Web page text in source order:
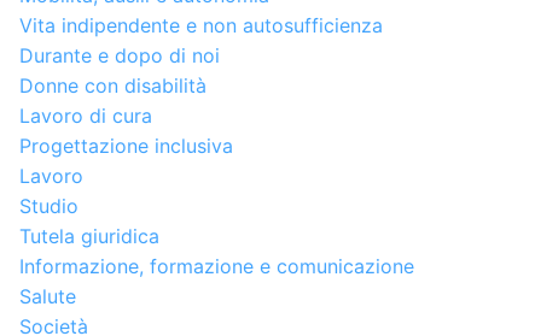
Vita indipendente e non autosufficienza
Durante e dopo di noi
Donne con disabilità
Lavoro di cura
Progettazione inclusiva
Lavoro
Studio
Tutela giuridica
Informazione, formazione e comunicazione
Salute
Società